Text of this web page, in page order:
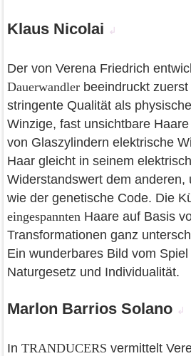
Klaus Nicolai ↲
Der von Verena Friedrich
Dauerwandler beeindruckt
stringente Qualität als
Winzige, fast unsichtbare
von Glaszylindern elektrische
Haar gleicht in seinem
Widerstandswert dem anderen,
wie der genetische Code. Die
eingespannten Haare auf Basis
Transformationen ganz
Ein wunderbares Bild vom
Naturgesetz und Individualität.
Marlon Barrios Solano ↲
In TRANDUCERS vermittelt